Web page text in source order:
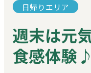
日帰りエリア
週末は元
食感体験♪